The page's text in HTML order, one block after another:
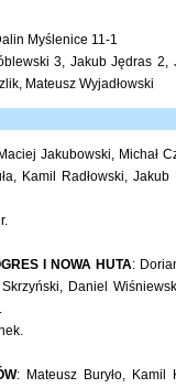
Myślenice 11-1
3, Jakub Jędras
Mateusz Wyjadłowski
Maciej Jakubowski, Michał
Kamil Radłowski,
I NOWA HUTA:
Skrzyński, Daniel
: Mateusz Buryło, Kamil